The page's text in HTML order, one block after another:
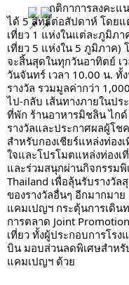
กติกาการลงคะแ
ได้ 5 สิทธิ์ต่อสัปดาห์ โดย
เที่ยว 1 แห่งในแต่ละภูมิภ
เที่ยว 5 แห่งใน 5 ภูมิภาค)
จะสิ้นสุดในทุกวันอาทิตย์ เ
วันจันทร์ เวลา 10.00 น.
รางวัล รวมมูลค่ากว่า
ไป-กลับ เส้นทางภายในปร
ที่พัก ร้านอาหารมิชลิน ไก
รางวัลและประกาศผลผู้โ
สำหรับกองเชียร์แหล่งท่อง
ใจและโปรโมตแหล่งท่องเ
และร่วมสนุกผ่านกิจกรรมพิ
Thailand เพื่อลุ้นรับรางวั
ของรางวัลอื่นๆ อีกมากมา
แคมเปญฯ กระตุ้นการเดิน
การตลาด Joint
เที่ยว ทั้งผู้ประกอบการโรง
บิน มอบส่วนลดพิเศษสำหรั
แคมเปญฯ ด้วย